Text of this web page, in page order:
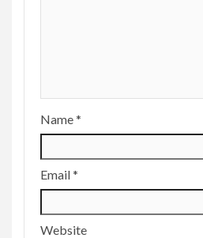
Name*
Email*
Website